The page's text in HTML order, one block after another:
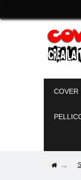
COVER